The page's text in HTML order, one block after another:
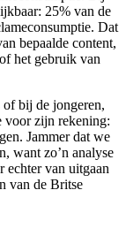
25% van de
Dat
bepaalde content,
het gebruik van
bij de jongeren,
voor zijn rekening:
Jammer dat we
want zo’n analyse
echter van uitgaan
van de Britse